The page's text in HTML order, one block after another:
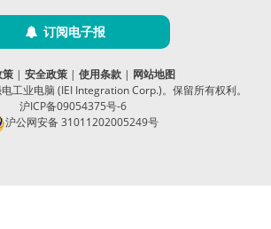
订阅电子报
| 安全政策| 使用条款| 网站地图
工业电脑 (IEI Integration Corp.)。保留所有权利。
沪ICP备09054375号-6
沪公网安备 31011202005249号